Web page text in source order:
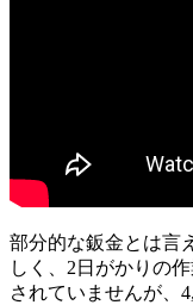
部分的な鈑金とは言
しく、2日がかりの
されていませんが、